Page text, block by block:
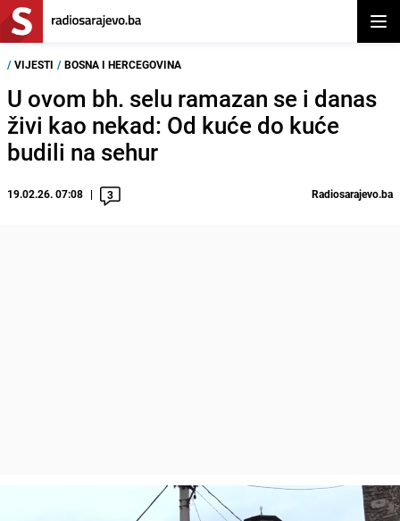
/ VIJESTI / BOSNA I HERCEGOVINA
U ovom bh. selu ramazan se i danas
živi kao nekad: Od kuće do kuće
budili na sehur
19.02.26. 07:08 3 Radiosarajevo.ba